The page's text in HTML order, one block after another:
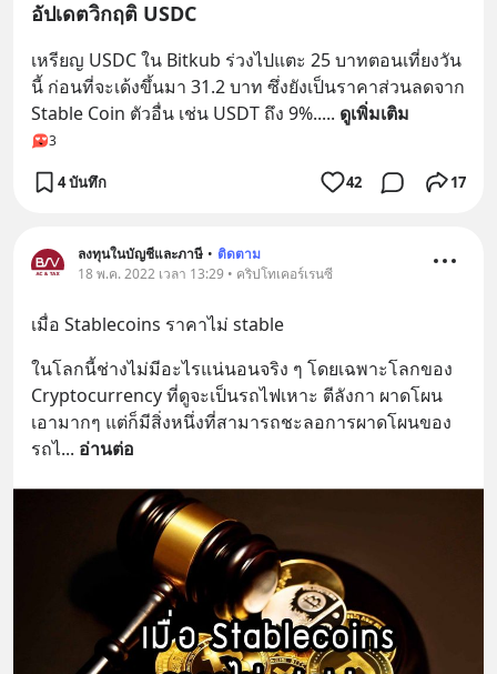
อัปเดตวิกฤติ USDC
เหรียญ USDC ใน Bitkub ร่วงไปแตะ 25 บาทตอนเที่ยงวัน
นี้ ก่อนที่จะเด้งขึ้นมา 31.2 บาท ซึ่งยังเป็นราคาส่วนลดจาก
Stable Coin ตัวอื่น เช่น USDT ถึง 9%..... ดูเพิ่มเติม
3
4 บันทึก 42 17
ลงทุนในบัญชีและภาษี • ติดตาม
18 พ.ค. 2022 เวลา 13:29 • คริปโทเคอร์เรนซี
เมื่อ Stablecoins ราคาไม่ stable
ในโลกนี้ช่างไม่มีอะไรแน่นอนจริง ๆ โดยเฉพาะโลกของ
Cryptocurrency ที่ดูจะเป็นรถไฟเหาะ ตีลังกา ผาดโผน
เอามากๆ แต่ก็มีสิ่งหนึ่งที่สามารถชะลอการผาดโผนของ
รถไ... อ่านต่อ